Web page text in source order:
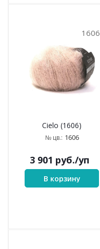
1606
Cielo (1606)
№ цв.: 1606
3 901 руб./уп
В корзину